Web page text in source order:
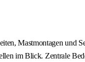
Mastmontagen und
im Blick. Zentrale